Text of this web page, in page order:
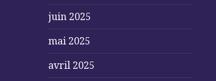
juin 2025
mai 2025
avril 2025